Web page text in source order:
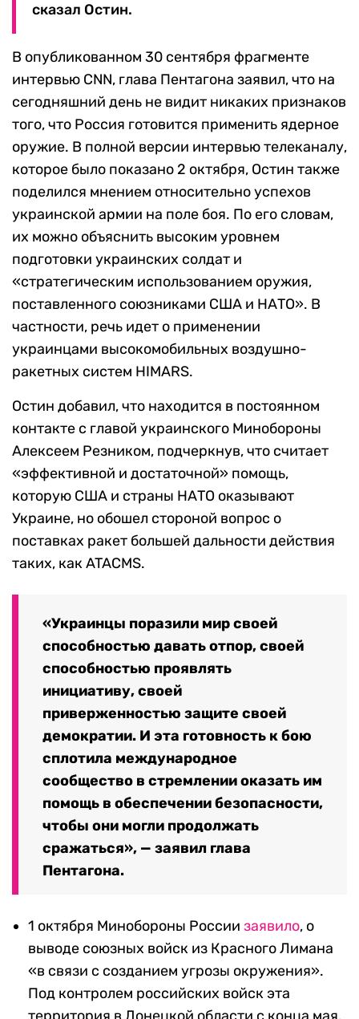
сказал Остин.
В опубликованном 30 сентября фрагменте
интервью CNN, глава Пентагона заявил, что на
сегодняшний день не видит никаких признаков
того, что Россия готовится применить ядерное
оружие. В полной версии интервью телеканалу,
которое было показано 2 октября, Остин также
поделился мнением относительно успехов
украинской армии на поле боя. По его словам,
их можно объяснить высоким уровнем
подготовки украинских солдат и
«стратегическим использованием оружия,
поставленного союзниками США и НАТО». В
частности, речь идет о применении
украинцами высокомобильных воздушно-
ракетных систем HIMARS.
Остин добавил, что находится в постоянном
контакте с главой украинского Минобороны
Алексеем Резником, подчеркнув, что считает
«эффективной и достаточной» помощь,
которую США и страны НАТО оказывают
Украине, но обошел стороной вопрос о
поставках ракет большей дальности действия
таких, как ATACMS.
«Украинцы поразили мир своей
способностью давать отпор, своей
способностью проявлять
инициативу, своей
приверженностью защите своей
демократии. И эта готовность к бою
сплотила международное
сообщество в стремлении оказать им
помощь в обеспечении безопасности,
чтобы они могли продолжать
сражаться», — заявил глава
Пентагона.
1 октября Минобороны России заявило, о
выводе союзных войск из Красного Лимана
«в связи с созданием угрозы окружения».
Под контролем российских войск эта